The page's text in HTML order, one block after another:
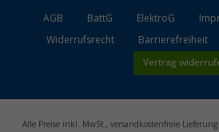
AGB BattG ElektroG
Widerrufsrecht
Barrierefreiheit
Vertrag
Alle Preise inkl. MwSt., versandkostenfreie